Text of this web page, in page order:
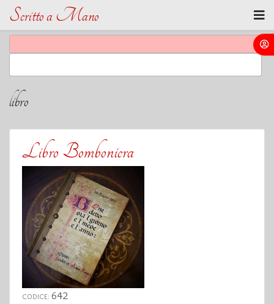
Scritto a Mano
libro
Libro Bomboniera
CODICE: 642